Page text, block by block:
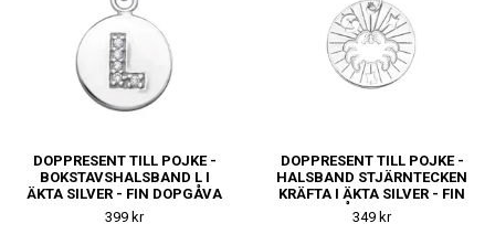
DOPPRESENT TILL POJKE -
BOKSTAVSHALSBAND L I
ÄKTA SILVER - FIN DOPGÅVA
TILL KILLE
399 kr
DOPPRESENT TILL POJKE -
HALSBAND STJÄRNTECKEN
KRÄFTA I ÄKTA SILVER - FIN
DOPGÅVA TILL KILLE
349 kr